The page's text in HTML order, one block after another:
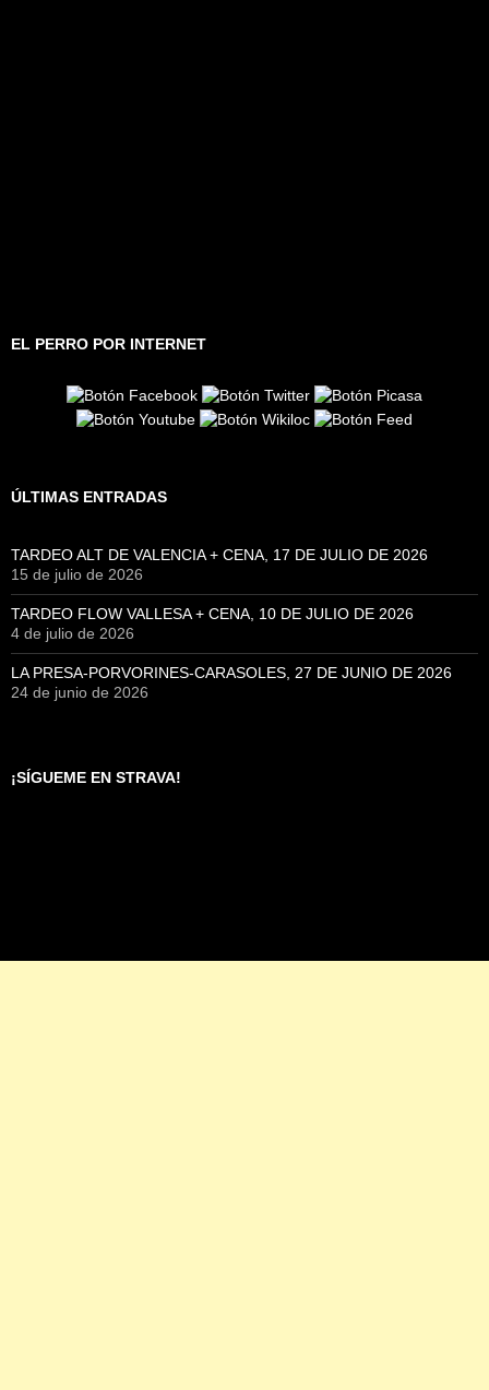
EL PERRO POR INTERNET
ÚLTIMAS ENTRADAS
TARDEO ALT DE VALENCIA + CENA, 17 DE JULIO DE 2026
15 de julio de 2026
TARDEO FLOW VALLESA + CENA, 10 DE JULIO DE 2026
4 de julio de 2026
LA PRESA-PORVORINES-CARASOLES, 27 DE JUNIO DE 2026
24 de junio de 2026
¡SÍGUEME EN STRAVA!